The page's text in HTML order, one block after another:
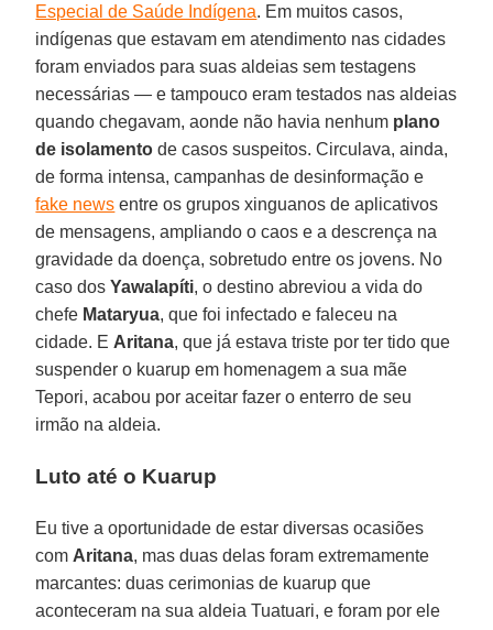
Especial de Saúde Indígena. Em muitos casos,
indígenas que estavam em atendimento nas cidades
foram enviados para suas aldeias sem testagens
necessárias — e tampouco eram testados nas aldeias
quando chegavam, aonde não havia nenhum plano
de isolamento de casos suspeitos. Circulava, ainda,
de forma intensa, campanhas de desinformação e
fake news entre os grupos xinguanos de aplicativos
de mensagens, ampliando o caos e a descrença na
gravidade da doença, sobretudo entre os jovens. No
caso dosYawalapíti, o destino abreviou a vida do
chefe Mataryua, que foi infectado e faleceu na
cidade. E Aritana, que já estava triste por ter tido que
suspender o kuarup em homenagem a sua mãe
Tepori, acabou por aceitar fazer o enterro de seu
irmão na aldeia.
Luto até o Kuarup
Eu tive a oportunidade de estar diversas ocasiões
com Aritana, mas duas delas foram extremamente
marcantes: duas cerimonias de kuarup que
aconteceram na sua aldeia Tuatuari, e foram por ele